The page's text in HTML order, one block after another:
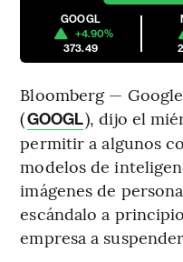
GOOGL
+4.90%
373.49
Bloomberg —
(GOOGL), dijo el
permitir a algunos
modelos de
imágenes de
escándalo a
empresa a